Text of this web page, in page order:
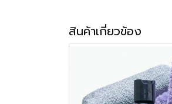
สินค้าเกี่ยวข้อง